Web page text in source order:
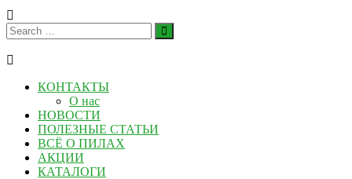
КОНТАКТЫ
О нас
НОВОСТИ
ПОЛЕЗНЫЕ СТАТЬИ
ВСЁ О ПИЛАХ
АКЦИИ
КАТАЛОГИ